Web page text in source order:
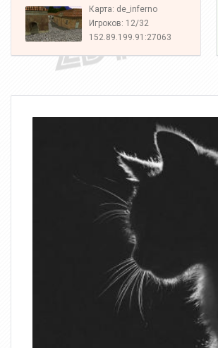
Карта: de_inferno
Игроков: 12/32
152.89.199.91:27063